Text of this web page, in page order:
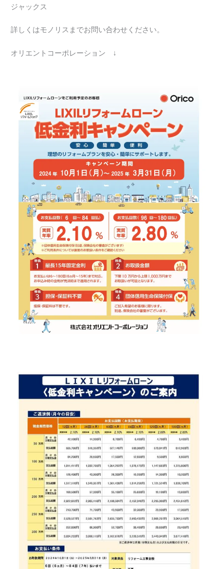
ジャックス
詳しくはモノリスまでお問い合わせください。
オリエントコーポレーション ↓